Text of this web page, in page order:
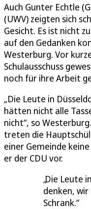
Auch Gunter Echtle
(UWV) zeigten sich
Gesicht. Es ist nicht
auf den Gedanken
Westerburg. Vor
Schulausschuss
noch für ihre Arbeit
„Die Leute in
hätten nicht alle
nicht“, so
treten die
einer Gemeinde
er der CDU vor.
Die Leute
denken,
Schrank.